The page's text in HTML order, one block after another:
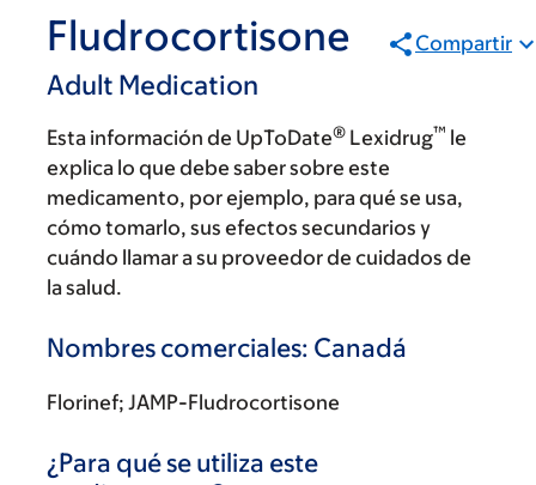
Fludrocortisone
Adult Medication
Compartir
Esta información de UpToDate® Lexidrug™ le
explica lo que debe saber sobre este
medicamento, por ejemplo, para qué se usa,
cómo tomarlo, sus efectos secundarios y
cuándo llamar a su proveedor de cuidados de
la salud.
Nombres comerciales: Canadá
Florinef; JAMP-Fludrocortisone
¿Para qué se utiliza este